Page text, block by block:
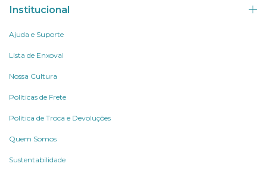
Institucional
Ajuda e Suporte
Lista de Enxoval
Nossa Cultura
Políticas de Frete
Política de Troca e Devoluções
Quem Somos
Sustentabilidade